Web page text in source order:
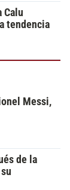
Calu
tendencia
Messi,
de la